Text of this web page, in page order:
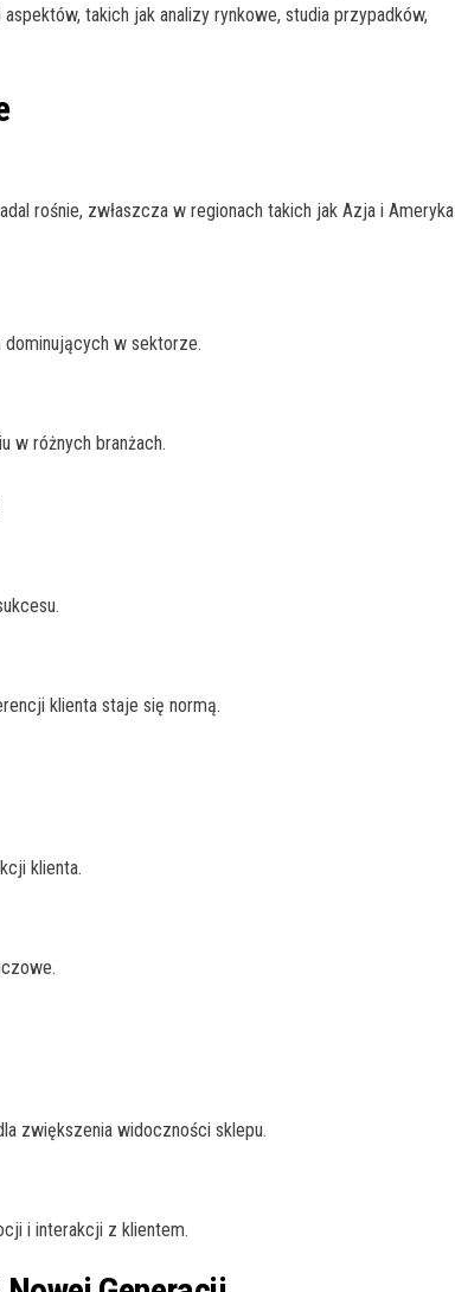
takich jak analizy rynkowe, studia przypadków,
rośnie, zwłaszcza w regionach takich jak Azja i Ameryka
dominujących w sektorze.
w różnych branżach.
klienta staje się normą.
klienta.
zwiększenia widoczności sklepu.
i interakcji z klientem.